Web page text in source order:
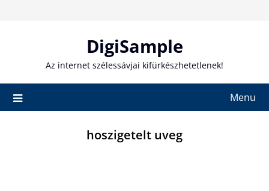
DigiSample
Az internet szélessávjai kifürkészhetetlenek!
Menu
hoszigetelt uveg